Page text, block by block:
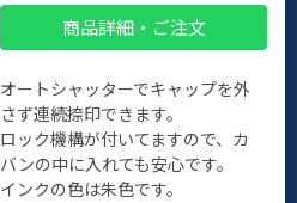
商品詳細・ご注文
オートシャッターでキャップを外
さず連続捺印できます。
ロック機構が付いてますので、カ
バンの中に入れても安心です。
インクの色は朱色です。